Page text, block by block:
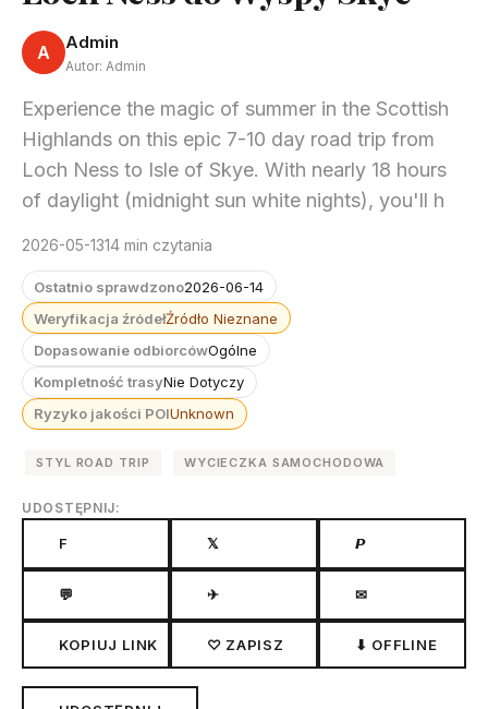
A Admin
Autor: Admin
Experience the magic of summer in the Scottish
Highlands on this epic 7-10 day road trip from
Loch Ness to Isle of Skye. With nearly 18 hours
of daylight (midnight sun white nights), you'll h
2026-05-1314 min czytania
Ostatnio sprawdzono2026-06-14
Weryfikacja źródełŹródło Nieznane
Dopasowanie odbiorcówOgólne
Kompletność trasyNie Dotyczy
Ryzyko jakości POIUnknown
STYL ROAD TRIP WYCIECZKA SAMOCHODOWA
UDOSTĘPNIJ:
F 𝕏 𝙋
💬 ✈ ✉
KOPIUJ LINK ♡ ZAPISZ ⬇ OFFLINE